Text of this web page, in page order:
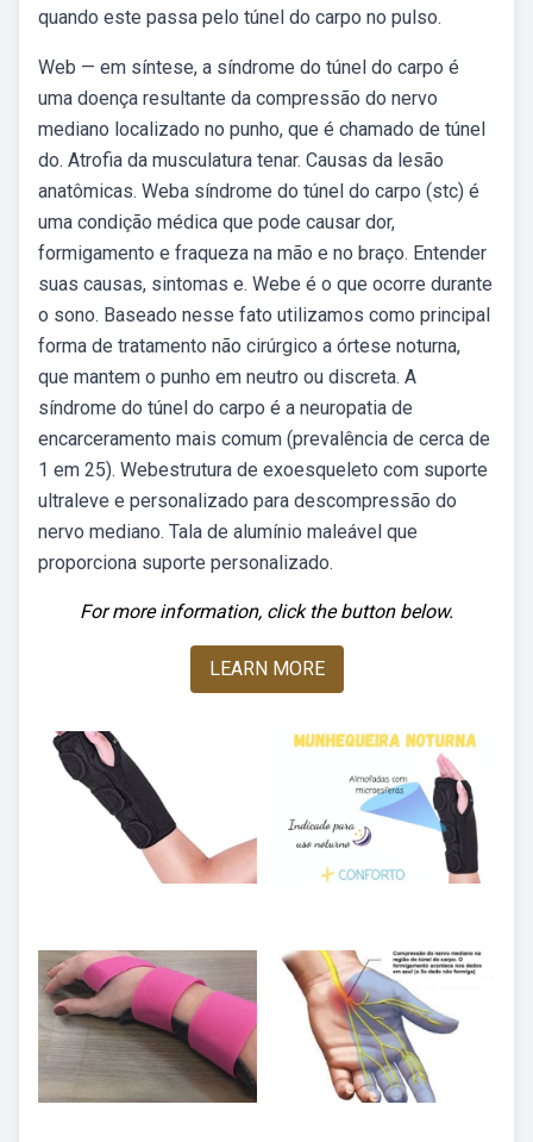
quando este passa pelo túnel do carpo no pulso.
Web — em síntese, a síndrome do túnel do carpo é
uma doença resultante da compressão do nervo
mediano localizado no punho, que é chamado de túnel
do. Atrofia da musculatura tenar. Causas da lesão
anatômicas. Weba síndrome do túnel do carpo (stc) é
uma condição médica que pode causar dor,
formigamento e fraqueza na mão e no braço. Entender
suas causas, sintomas e. Webe é o que ocorre durante
o sono. Baseado nesse fato utilizamos como principal
forma de tratamento não cirúrgico a órtese noturna,
que mantem o punho em neutro ou discreta. A
síndrome do túnel do carpo é a neuropatia de
encarceramento mais comum (prevalência de cerca de
1 em 25). Webestrutura de exoesqueleto com suporte
ultraleve e personalizado para descompressão do
nervo mediano. Tala de alumínio maleável que
proporciona suporte personalizado.
For more information, click the button below.
LEARN MORE